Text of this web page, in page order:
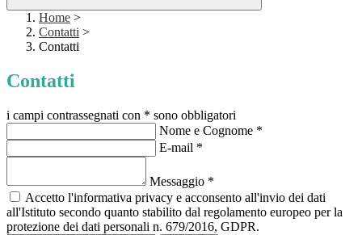
Home >
Contatti >
Contatti
Contatti
i campi contrassegnati con * sono obbligatori
Nome e Cognome *
E-mail *
Messaggio *
Accetto l'informativa privacy e acconsento all'invio dei dati
all'Istituto secondo quanto stabilito dal regolamento europeo per la
protezione dei dati personali n. 679/2016, GDPR.